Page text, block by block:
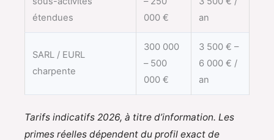
étendues
000 €
an
SARL / EURL
charpente
300 000
– 500
000 €
3 500 € –
6 000 € /
an
Tarifs indicatifs 2026, à titre d’information. Les
primes réelles dépendent du profil exact de